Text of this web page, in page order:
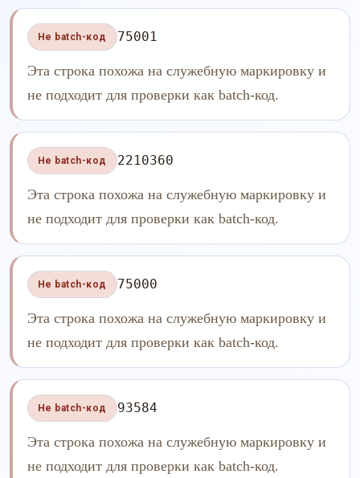
Не batch-код 75001
Эта строка похожа на служебную маркировку и
не подходит для проверки как batch-код.
Не batch-код 2210360
Эта строка похожа на служебную маркировку и
не подходит для проверки как batch-код.
Не batch-код 75000
Эта строка похожа на служебную маркировку и
не подходит для проверки как batch-код.
Не batch-код 93584
Эта строка похожа на служебную маркировку и
не подходит для проверки как batch-код.